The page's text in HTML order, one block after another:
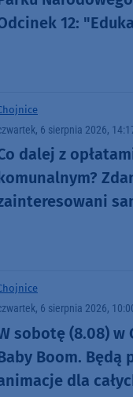
12:
6 sierpnia 2026,
dalej z
6 sierpnia 2026,
sobotę (8.08) w
Boom.
dla